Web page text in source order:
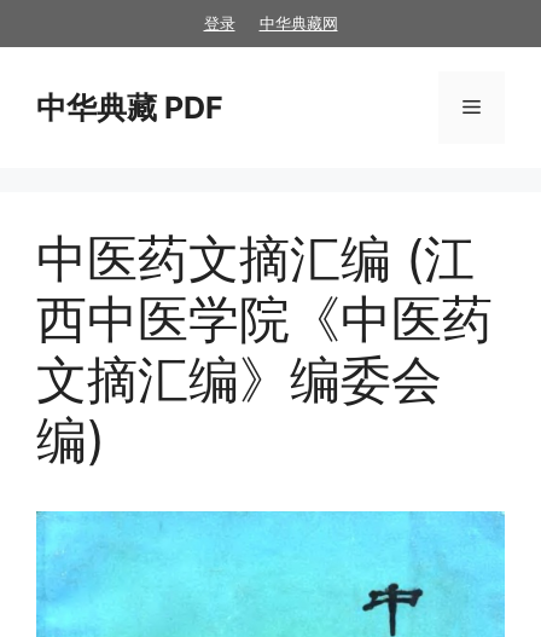
至
登录 中华典藏网
中华典藏 PDF 菜
中医药文摘汇编 (江
西中医学院《中医药
文摘汇编》编委会
编)